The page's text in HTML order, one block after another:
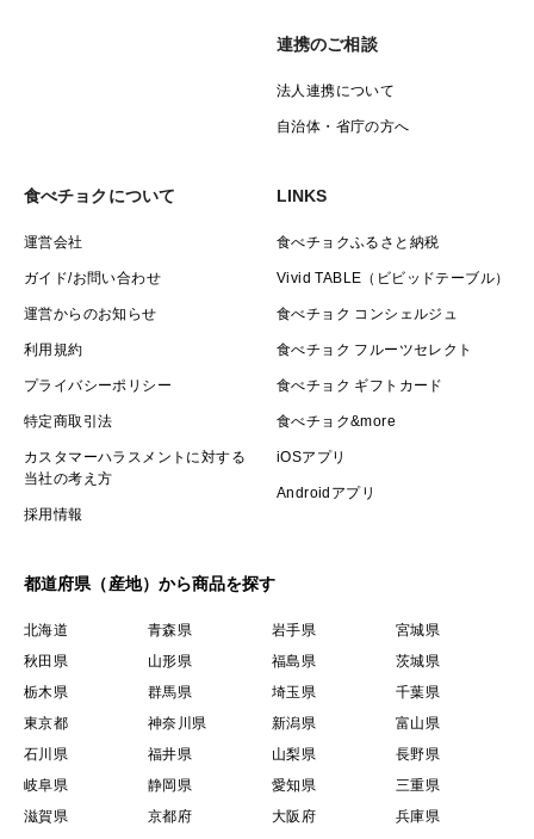
必ず購入前にご相談いただけるよう、お願いいたしま
(購入時に記入された場合はご対応できない場合があり
■販売期間中、25度を超える暑い日もありますので
クール便の商品ページもご用意しております。
＜オススメの食べ方＞
サラダ、酢の物、きんぴら、煮物、天ぷら
蒸し物、肉詰め、チップス
すりおろして…ハンバーグ、お好み焼き、お味噌汁、れ
※皮が部分的に紫色や黒色にみえる場合もありますが害
はありません。
自然栽培
れんこん #レンコン #蓮根
連携のご相談
法人連携について
自治体・省庁の方へ
食べチョクについて
運営会社
ガイド/お問い合わせ
運営からのお知らせ
利用規約
プライバシーポリシー
特定商取引法
カスタマーハラスメントに対する
当社の考え方
採用情報
LINKS
食べチョクふるさと納税
Vivid TABLE（ビビッドテーブル）
食べチョク コンシェルジュ
食べチョク フルーツセレクト
食べチョク ギフトカード
食べチョク&more
iOSアプリ
Androidアプリ
都道府県（産地）から商品を探す
北海道 青森県 岩手県
宮城県
秋田県
山形県 福島県
茨城県
栃木県
群馬県 埼玉県
千葉県
東京都
神奈川県 新潟県
富山県
石川県
福井県 山梨県
長野県
岐阜県
静岡県 愛知県
三重県
滋賀県
京都府 大阪府
兵庫県